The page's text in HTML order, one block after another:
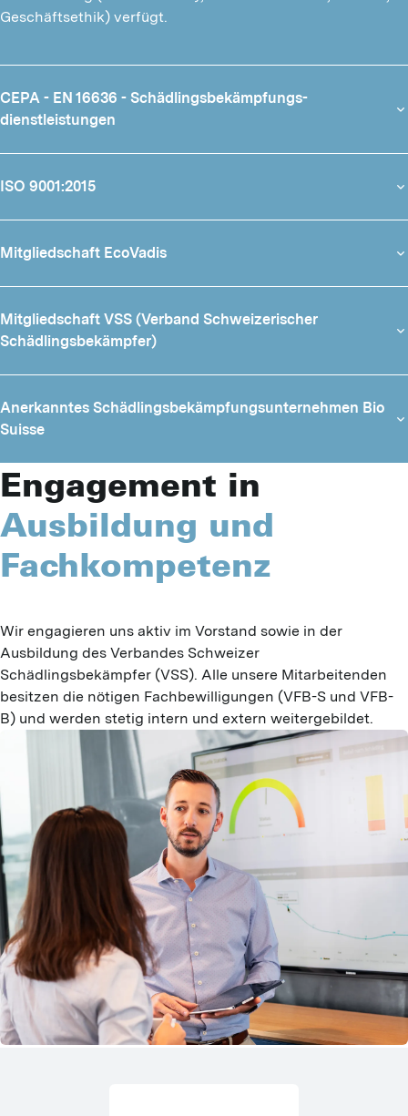
Geschäftsethik) verfügt.
CEPA - EN 16636 - Schädlings­bekämpfungs­
dienstleistungen
ISO 9001:2015
Mitgliedschaft EcoVadis
Mitglied­schaft VSS (Verband Schweizerischer
Schädlingsbekämpfer)
Anerkanntes Schädlingsbekäm­pfungsunternehmen Bio
Suisse
Engagement in
Ausbildung und
Fachkompetenz
Wir engagieren uns aktiv im Vorstand sowie in der
Ausbildung des Verbandes Schweizer
Schädlingsbekämpfer (VSS). Alle unsere Mitarbeitenden
besitzen die nötigen Fachbewilligungen (VFB-S und VFB-
B) und werden stetig intern und extern weitergebildet.